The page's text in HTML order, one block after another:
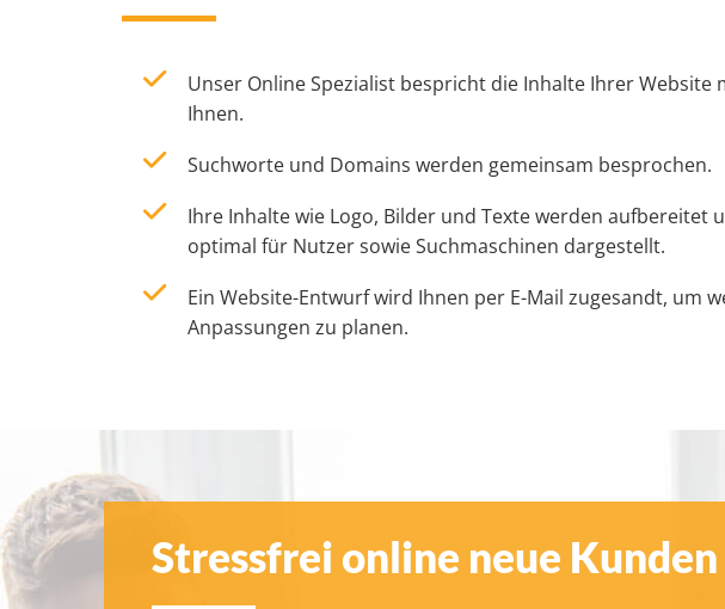
Unser Online Spezialist bespricht die Inhalte Ihrer Website
Ihnen.
Suchworte und Domains werden gemeinsam besprochen.
Ihre Inhalte wie Logo, Bilder und Texte werden aufbereitet
optimal für Nutzer sowie Suchmaschinen dargestellt.
Ein Website-Entwurf wird Ihnen per E-Mail zugesandt, um
Anpassungen zu planen.
Stressfrei online neue